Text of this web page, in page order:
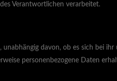
Verantwortlichen verarbeitet.
davon, ob es sich bei
personenbezogene Daten